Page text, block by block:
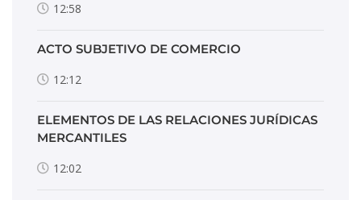
12:58
ACTO SUBJETIVO DE COMERCIO
12:12
ELEMENTOS DE LAS RELACIONES JURÍDICAS
MERCANTILES
12:02